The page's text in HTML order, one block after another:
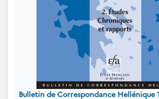
Bulletin de Correspondance Hellénique